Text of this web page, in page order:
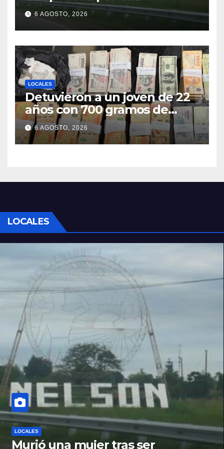
motocicleta en Nelson
6 AGOSTO, 2026
LOCALES
Detuvieron a un joven de 22
años con 700 gramos de
cocaína
6 AGOSTO, 2026
LOCALES
LOCALES
Murió una mujer tras ser